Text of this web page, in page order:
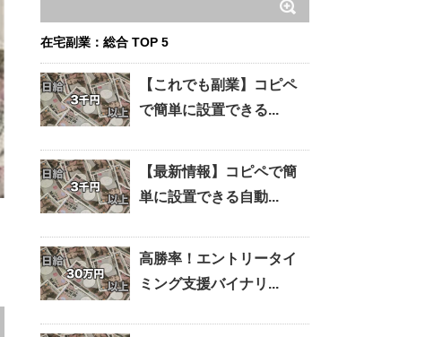
在宅副業：総合 TOP 5
【これでも副業】コピペ
で簡単に設置できる...
【最新情報】コピペで簡
単に設置できる自動...
高勝率！エントリータイ
ミング支援バイナリ...